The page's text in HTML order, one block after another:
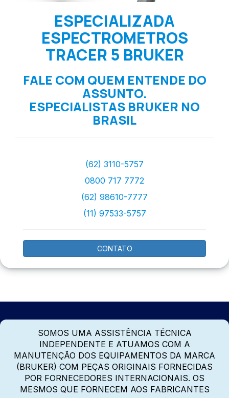
ESPECIALIZADA
ESPECTROMETROS
TRACER 5 BRUKER
FALE COM QUEM ENTENDE DO
ASSUNTO.
ESPECIALISTAS BRUKER NO
BRASIL
(62) 3110-5757
0800 717 7772
(62) 98610-7777
(11) 97533-5757
CONTATO
SOMOS UMA ASSISTÊNCIA TÉCNICA
INDEPENDENTE E ATUAMOS COM A
MANUTENÇÃO DOS EQUIPAMENTOS DA MARCA
(BRUKER) COM PEÇAS ORIGINAIS FORNECIDAS
POR FORNECEDORES INTERNACIONAIS. OS
MESMOS QUE FORNECEM AOS FABRICANTES